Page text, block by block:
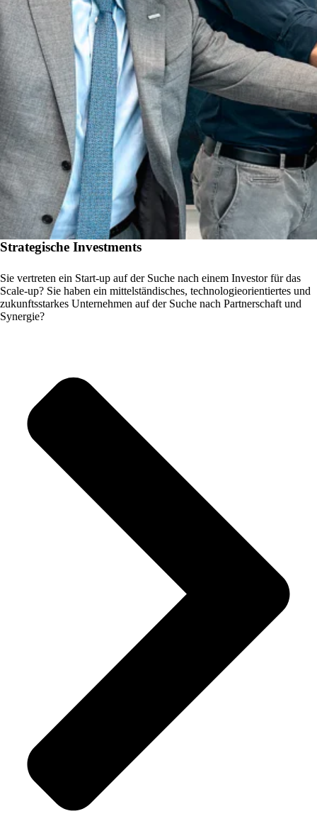
Strategische Investments
Sie vertreten ein Start-up auf der Suche nach einem Investor für das
Scale-up? Sie haben ein mittelständisches, technologieorientiertes und
zukunftsstarkes Unternehmen auf der Suche nach Partnerschaft und
Synergie?